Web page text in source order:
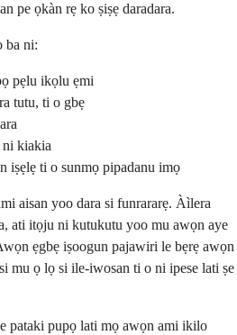
pe ọkàn rẹ ko ṣiṣẹ daradara.
ba ni:
pẹlu ikọlu ẹmi
tutu, ti o gbẹ
kiakia
iṣẹlẹ ti o sunmọ pipadanu imọ
aisan yoo dara si funrararẹ. Àìlera
ati itọju ni kutukutu yoo mu awọn aye
ẹgbẹ iṣoogun pajawiri le bẹrẹ awọn
mu ọ lọ si ile-iwosan ti o ni ipese lati ṣe
pataki pupọ lati mọ awọn ami ikilo